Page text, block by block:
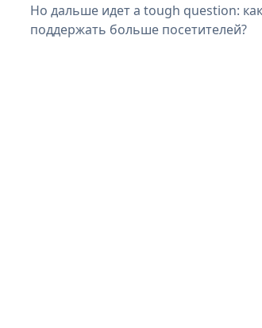
Но дальше идет a tough question:
поддержать больше посетителей?